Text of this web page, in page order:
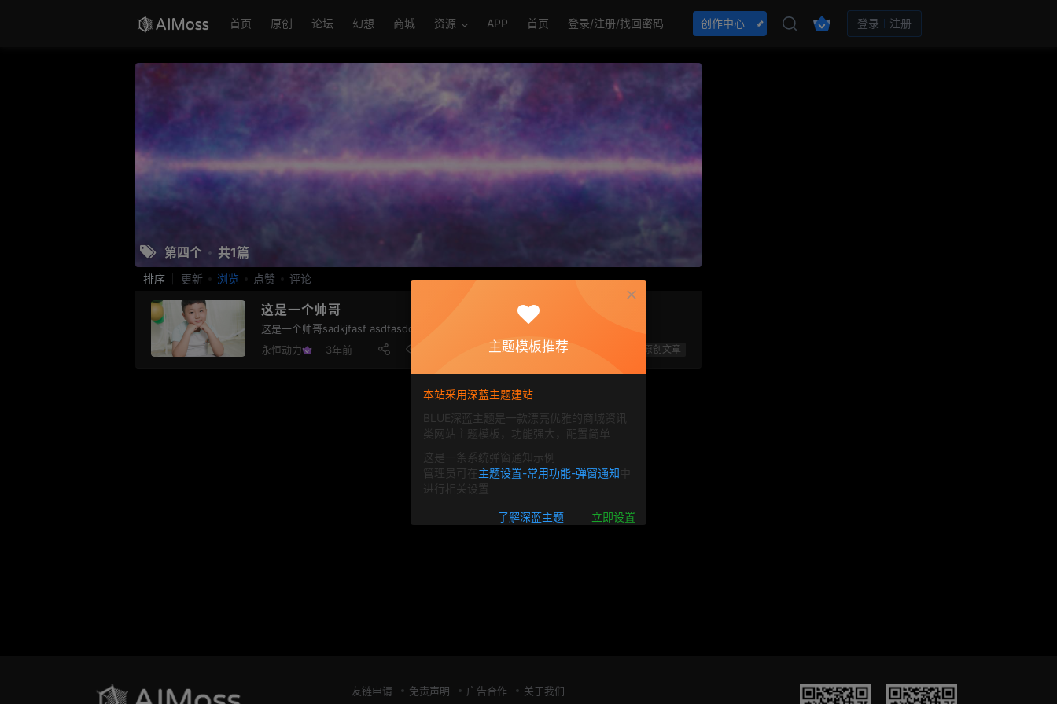
首页 原创 论坛 幻想 商城 资源 APP 首页 登录/注册/找回密码 创作中心 登录 注册
第四个 共1篇
排序 更新 浏览 点赞 评论
这是一个帅哥
这是一个帅哥sadkjfasf asdfasdd 阿萨德发生的 的地方...
永恒动力
3年前 原创文章
友链申请 免责声明 广告合作 关于我们
主题模板推荐
本站采用深蓝主题建站
BLUE深蓝主题是一款漂亮优雅的商城资讯
类网站主题模板，功能强大，配置简单
这是一条系统弹窗通知示例
管理员可在主题设置-常用功能-弹窗通知中
进行相关设置
了解深蓝主题 立即设置